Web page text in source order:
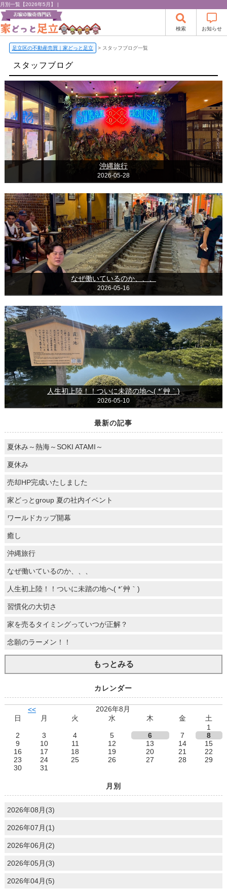
月別一覧【2026年5月】 |
検索 お知らせ
足立区の不動産売買｜家どっと足立 > スタッフブログ一覧
スタッフブログ
沖縄旅行
2026-05-28
なぜ働いているのか、、、
2026-05-16
人生初上陸！！ついに未踏の地へ( *´艸｀)
2026-05-10
最新の記事
夏休み～熱海～SOKI ATAMI～
夏休み
売却HP完成いたしました
家どっとgroup 夏の社内イベント
ワールドカップ開幕
癒し
沖縄旅行
なぜ働いているのか、、、
人生初上陸！！ついに未踏の地へ( *´艸｀)
習慣化の大切さ
家を売るタイミングっていつが正解？
念願のラーメン！！
もっとみる
カレンダー
<<
2026年8月
日
月 火 水 木 金
土
1
2
3 4 5 6 7
8
9
10 11 12 13 14
15
16
17 18 19 20 21
22
23
24 25 26 27 28
29
30
31
月別
2026年08月(3)
2026年07月(1)
2026年06月(2)
2026年05月(3)
2026年04月(5)